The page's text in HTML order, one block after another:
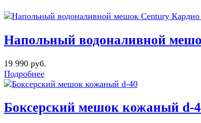
Напольный водоналивной
19 990 руб.
Подробнее
Боксерский мешок кожаный d-